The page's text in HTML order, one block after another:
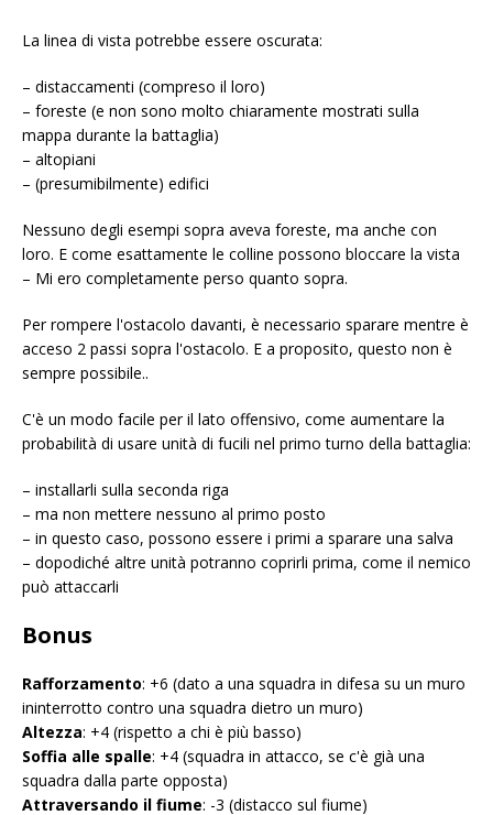
La linea di vista potrebbe essere oscurata:
– distaccamenti (compreso il loro)
– foreste (e non sono molto chiaramente mostrati sulla
mappa durante la battaglia)
– altopiani
– (presumibilmente) edifici
Nessuno degli esempi sopra aveva foreste, ma anche con
loro. E come esattamente le colline possono bloccare la vista
– Mi ero completamente perso quanto sopra.
Per rompere l'ostacolo davanti, è necessario sparare mentre è
acceso 2 passi sopra l'ostacolo. E a proposito, questo non è
sempre possibile..
C'è un modo facile per il lato offensivo, come aumentare la
probabilità di usare unità di fucili nel primo turno della battaglia:
– installarli sulla seconda riga
– ma non mettere nessuno al primo posto
– in questo caso, possono essere i primi a sparare una salva
– dopodiché altre unità potranno coprirli prima, come il nemico
può attaccarli
Bonus
Rafforzamento: +6 (dato a una squadra in difesa su un muro
ininterrotto contro una squadra dietro un muro)
Altezza: +4 (rispetto a chi è più basso)
Soffia alle spalle: +4 (squadra in attacco, se c'è già una
squadra dalla parte opposta)
Attraversando il fiume: -3 (distacco sul fiume)